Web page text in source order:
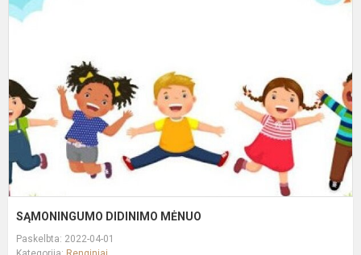
SĄMONINGUMO DIDINIMO MĖNUO
Paskelbta: 2022-04-01